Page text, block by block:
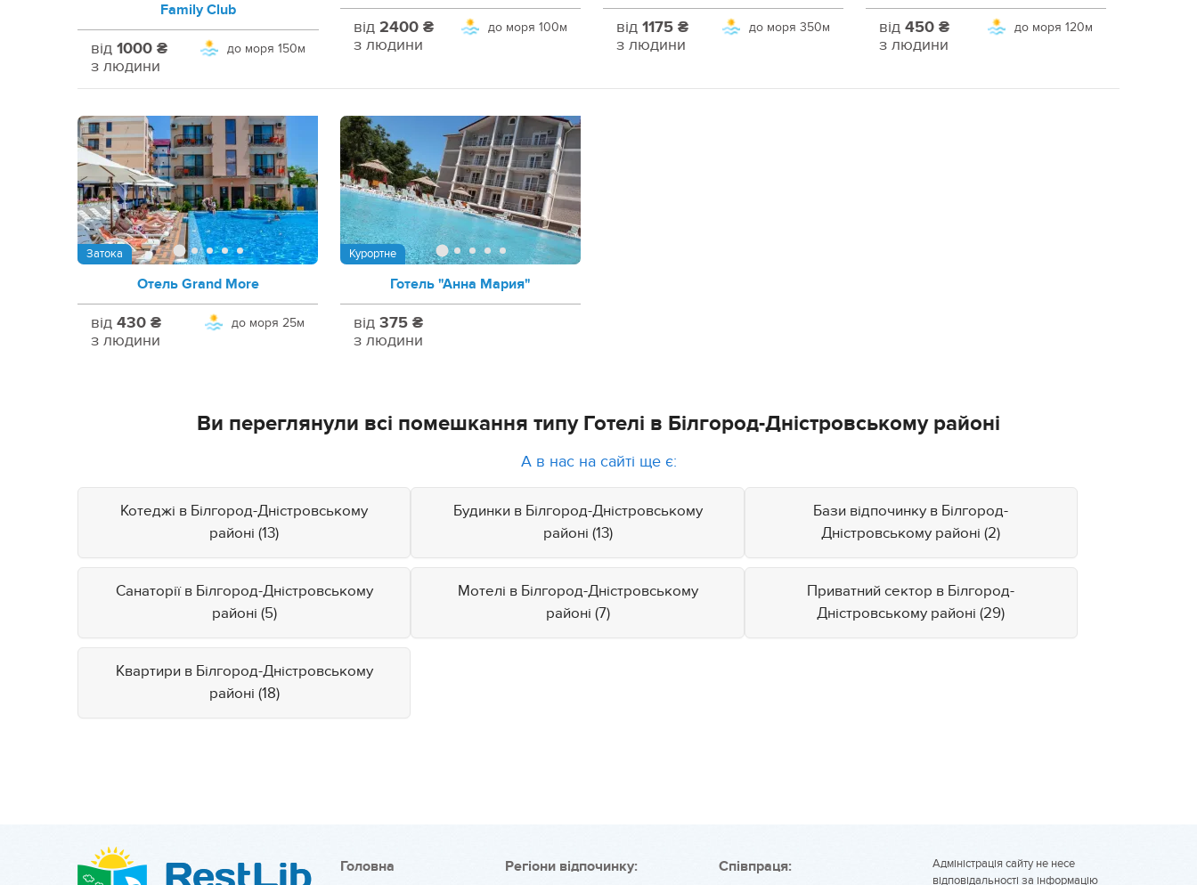
Family Club
до моря 150м
від 1000 ₴
з людини
до моря 100м
від 2400 ₴
з людини
до моря 350м
від 1175 ₴
з людини
до моря 120м
від 450 ₴
з людини
Затока
Отель Grand More
до моря 25м
від 430 ₴
з людини
Курортне
Готель "Анна Мария"
від 375 ₴
з людини
Ви переглянули всі помешкання типу Готелі в Білгород-Дністровському районі
А в нас на сайті ще є:
Котеджі в Білгород-Дністровському
районі (13)
Будинки в Білгород-Дністровському
районі (13)
Бази відпочинку в Білгород-
Дністровському районі (2)
Санаторії в Білгород-Дністровському
районі (5)
Мотелі в Білгород-Дністровському
районі (7)
Приватний сектор в Білгород-
Дністровському районі (29)
Квартири в Білгород-Дністровському
районі (18)
Головна Регіони відпочинку: Співпраця:
Адміністрація сайту не несе
відповідальності за інформацію